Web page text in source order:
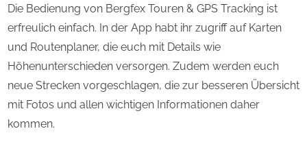
Die Bedienung von Bergfex Touren & GPS Tracking ist
erfreulich einfach. In der App habt ihr zugriff auf Karten
und Routenplaner, die euch mit Details wie
Höhenunterschieden versorgen. Zudem werden euch
neue Strecken vorgeschlagen, die zur besseren Übersicht
mit Fotos und allen wichtigen Informationen daher
kommen.